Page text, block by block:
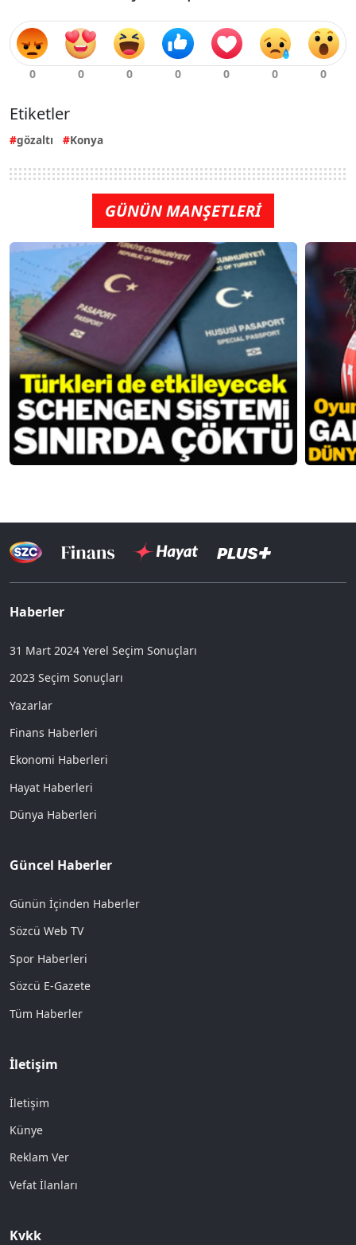
Etiketler
gözaltı Konya
GÜNÜN MANŞETLERİ
Haberler
31 Mart 2024 Yerel Seçim Sonuçları
2023 Seçim Sonuçları
Yazarlar
Finans Haberleri
Ekonomi Haberleri
Hayat Haberleri
Dünya Haberleri
Güncel Haberler
Günün İçinden Haberler
Sözcü Web TV
Spor Haberleri
Sözcü E-Gazete
Tüm Haberler
İletişim
İletişim
Künye
Reklam Ver
Vefat İlanları
Kvkk